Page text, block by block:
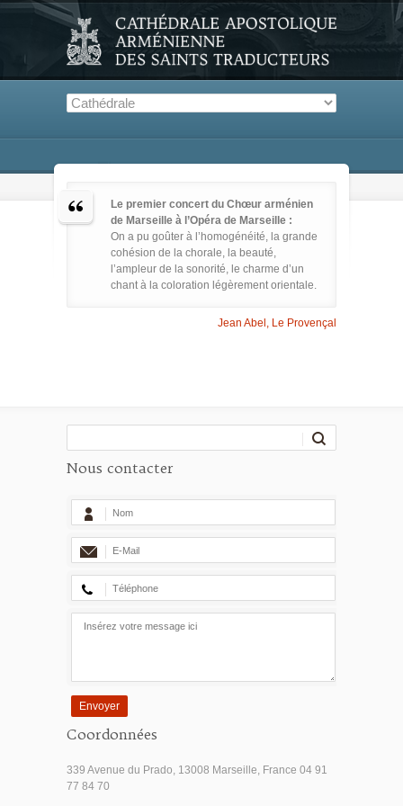
Le premier concert du Chœur arménien
de Marseille à l’Opéra de Marseille :
On a pu goûter à l’homogénéité, la grande
cohésion de la chorale, la beauté,
l’ampleur de la sonorité, le charme d’un
chant à la coloration légèrement orientale.
Jean Abel, Le Provençal
Nous contacter
Envoyer
Coordonnées
339 Avenue du Prado, 13008 Marseille, France 04 91
77 84 70